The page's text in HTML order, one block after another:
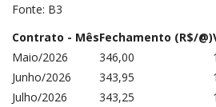
Fonte: B3
Contrato - MêsFechamento (R$/@)
Maio/2026
346,00
Junho/2026
343,95
Julho/2026
343,25